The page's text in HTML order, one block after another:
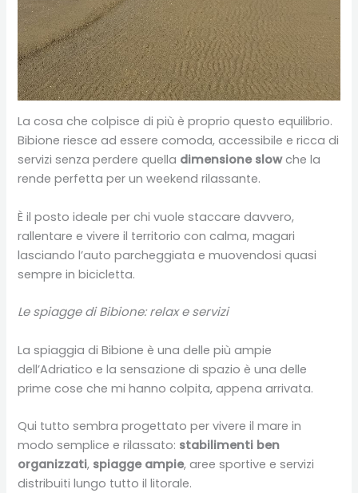
La cosa che colpisce di più è proprio questo equilibrio.
Bibione riesce ad essere comoda, accessibile e ricca di
servizi senza perdere quella dimensione slowche la
rende perfetta per un weekend rilassante.
È il posto ideale per chi vuole staccare davvero,
rallentare e vivere il territorio con calma, magari
lasciando l’auto parcheggiata e muovendosi quasi
sempre in bicicletta.
Le spiagge di Bibione: relax e servizi
La spiaggia di Bibione è una delle più ampie
dell’Adriatico e la sensazione di spazio è una delle
prime cose che mi hanno colpita, appena arrivata.
Qui tutto sembra progettato per vivere il mare in
modo semplice e rilassato: stabilimenti ben
organizzati, spiagge ampie, aree sportive e servizi
distribuiti lungo tutto il litorale.